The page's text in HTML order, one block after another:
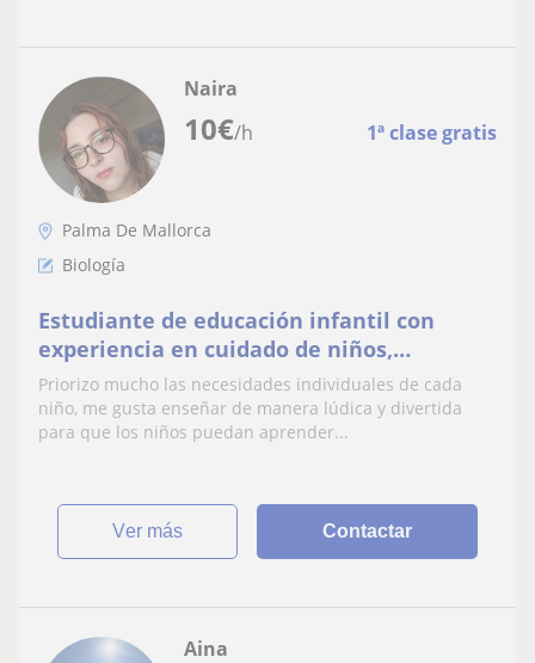
10€/h 1ª clase gratis
Naira
Palma De Mallorca
Biología
Estudiante de educación infantil con
experiencia en cuidado de niños,
actividades lúdicas y refuerzo escolar.
Priorizo mucho las necesidades individuales de cada
niño, me gusta enseñar de manera lúdica y divertida
para que los niños puedan aprender...
ver más Contactar
Aina